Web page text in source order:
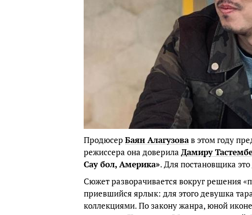
Продюсер Баян Алагузовав этом году
режиссера она доверила Дамиру
Сау бол, Америка». Для постановщика
Сюжет разворачивается вокруг решения
приевшийся ярлык: для этого девушка
коллекциями. По закону жанра, юной